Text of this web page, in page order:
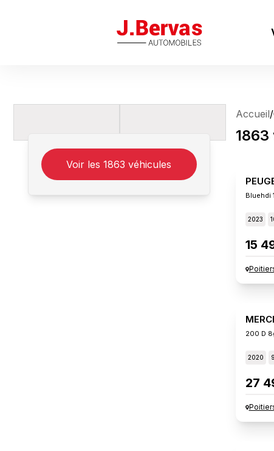
J.Bervas
Voir les 1863 véhicules
Accueil/
1863
Bluehdi
2023
15
200 D
2020
27